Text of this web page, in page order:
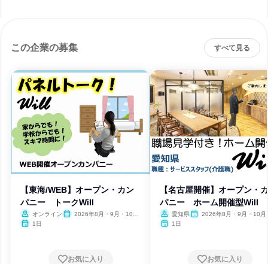
この企業の募集 すべて見る
【東海/WEB】オープン・カン
パニー トークWill
オンライン
2026年8月・9月・10
1日
お気に入り
【名古屋開催】オープン・
パニー ホーム開催型Will
愛知県
2026年8月・9月・10月
1日
お気に入り